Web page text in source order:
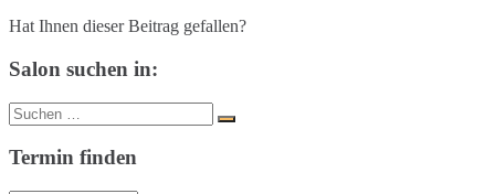
Hat Ihnen dieser Beitrag gefallen?
Salon suchen in:
Suche
nach:
Suchen
Termin finden